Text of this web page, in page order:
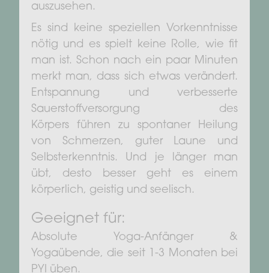
auszusehen.
Es sind keine speziellen Vorkenntnisse
nötig und es spielt keine Rolle, wie fit
man ist. Schon nach ein paar Minuten
merkt man, dass sich etwas verändert.
Entspannung und verbesserte
Sauerstoffversorgung des
Körpers führen zu spontaner Heilung
von Schmerzen, guter Laune und
Selbsterkenntnis. Und je länger man
übt, desto besser geht es einem
körperlich, geistig und seelisch.
Geeignet für:
Absolute Yoga-Anfänger &
Yogaübende, die seit 1-3 Monaten bei
PYI üben.